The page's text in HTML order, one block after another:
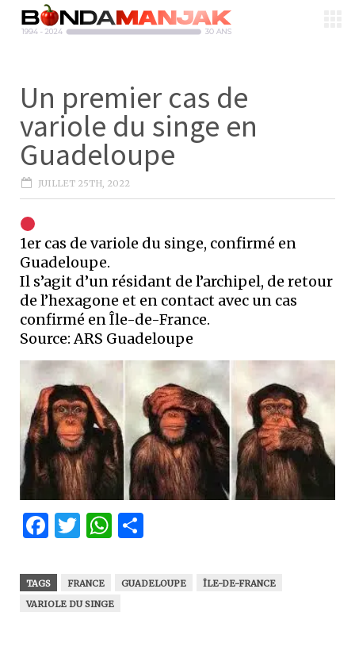
Un premier cas de
variole du singe en
Guadeloupe
JUILLET 25TH, 2022
1er cas de variole du singe, confirmé en
Guadeloupe.
Il s’agit d’un résidant de l’archipel, de retour
de l’hexagone et en contact avec un cas
confirmé en Île-de-France.
Source: ARS Guadeloupe
Facebook
Twitter
WhatsApp
TAGS FRANCE GUADELOUPE
ÎLE-DE-FRANCE
VARIOLE DU SINGE